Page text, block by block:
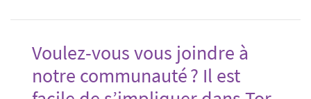
Voulez-vous vous joindre à
notre communauté ? Il est